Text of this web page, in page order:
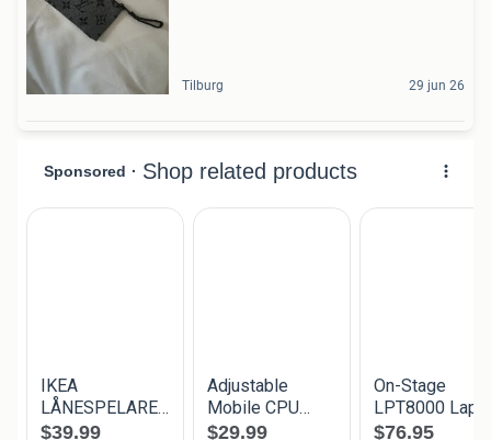
Tilburg 29 jun 26